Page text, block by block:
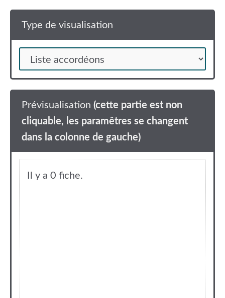
Type de visualisation
Prévisualisation (cette partie est non
cliquable, les paramêtres se changent
dans la colonne de gauche)